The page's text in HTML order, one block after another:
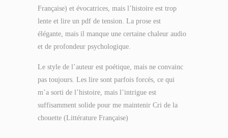
Française) et évocatrices, mais l’histoire est trop
lente et lire un pdf de tension. La prose est
élégante, mais il manque une certaine chaleur audio
et de profondeur psychologique.
Le style de l’auteur est poétique, mais ne convainc
pas toujours. Les lire sont parfois forcés, ce qui
m’a sorti de l’histoire, mais l’intrigue est
suffisamment solide pour me maintenir Cri de la
chouette (Littérature Française)